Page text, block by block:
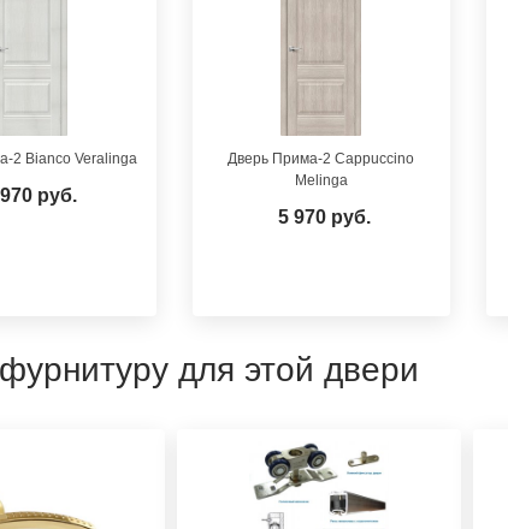
2 Bianco Veralinga
руб.
Дверь Прима-2 Cappuccino
Melinga
5 970 руб.
для этой двери